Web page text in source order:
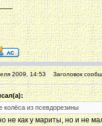
2009, 14:53 Заголовок
колёса из псевдорезины
не как у мариты, но и не